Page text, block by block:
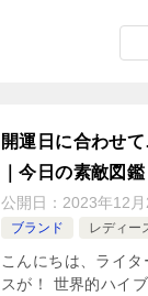
開運日に合わせ
｜今日の素敵図鑑
公開日： 2023年12月
ブランド レディー
こんにちは、ライ
スが！ 世界的ハイ